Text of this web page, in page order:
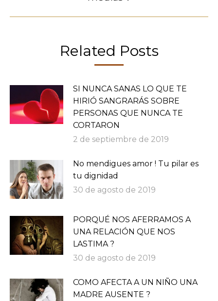
Related Posts
SI NUNCA SANAS LO QUE TE
HIRIÓ SANGRARÁS SOBRE
PERSONAS QUE NUNCA TE
CORTARON
2 de septiembre de 2019
No mendigues amor ! Tu pilar es
tu dignidad
30 de agosto de 2019
PORQUÉ NOS AFERRAMOS A
UNA RELACIÓN QUE NOS
LASTIMA ?
30 de agosto de 2019
COMO AFECTA A UN NIÑO UNA
MADRE AUSENTE ?